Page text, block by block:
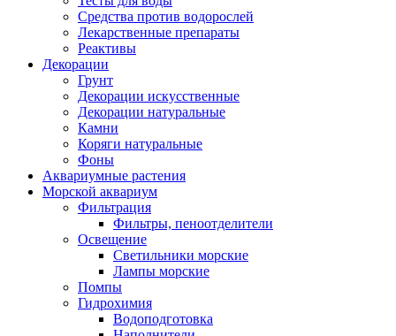
Средства против водорослей
Лекарственные препараты
Реактивы
Декорации
Грунт
Декорации искусственные
Декорации натуральные
Камни
Коряги натуральные
Фоны
Аквариумные растения
Морской аквариум
Фильтрация
Фильтры, пеноотделители
Освещение
Светильники морские
Лампы морские
Помпы
Гидрохимия
Водоподготовка